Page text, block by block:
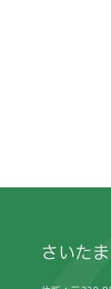
さいた